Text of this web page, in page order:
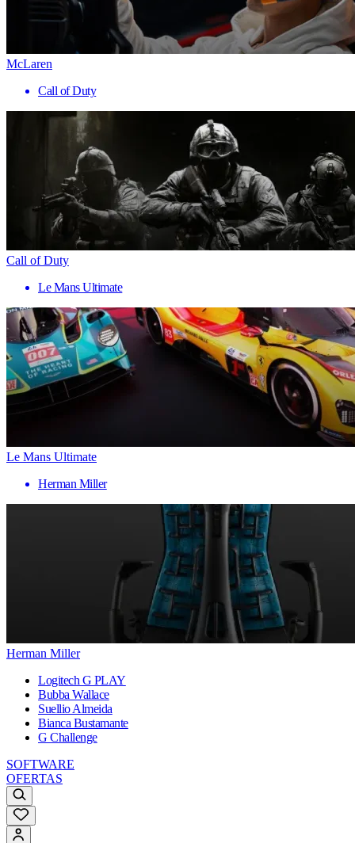
McLaren
Call of Duty
Call of Duty
Le Mans Ultimate
Le Mans Ultimate
Herman Miller
Herman Miller
Logitech G PLAY
Bubba Wallace
Suellio Almeida
Bianca Bustamante
G Challenge
SOFTWARE
OFERTAS